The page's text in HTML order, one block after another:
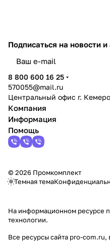
Подписаться на новости и
8 800 600 16 25
570055@mail.ru
Центральный офис г.
Компания
Информация
Помощь
© 2026 Промкомплект
Темная тема
На информационном ресурсе
технологии.
Все ресурсы сайта pro-com.ru,